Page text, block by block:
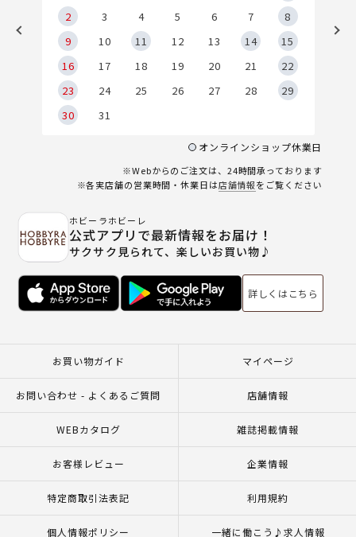
2
3 4 5 6 7
8
9
10 11 12 13 14
15
16
17 18 19 20 21
22
23
24 25 26 27 28
29
30
31
オンラインショップ休業日
※Webからのご注文は、24時間承っております
※各実店舗の営業時間・休業日は店舗情報をご覧ください
ホビーラホビーレ
公式アプリで最新情報をお届け！
サクサク見られて、楽しいお買い物♪
詳しくはこちら
お買い物ガイド マイページ
お問い合わせ - よくあるご質問 店舗情報
WEBカタログ 雑誌掲載情報
お客様レビュー 企業情報
特定商取引法表記 利用規約
個人情報ポリシー 一緒に働こう♪求人情報